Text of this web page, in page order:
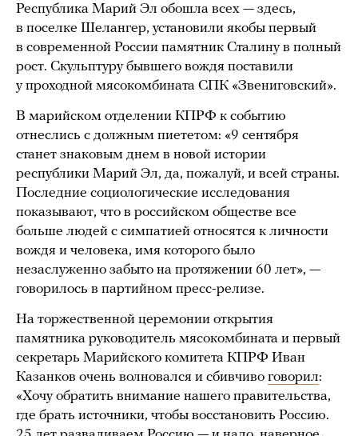
Республика Марий Эл обошла всех — здесь,
в поселке Шелангер, установили якобы первый
в современной России памятник Сталину в полный
рост. Скульптуру бывшего вождя поставили
у проходной мясокомбината СПК «Звениговский».
В марийском отделении КПРФ к событию
отнеслись с должным пиететом: «9 сентября
станет знаковым днем в новой истории
республики Марий Эл, да, пожалуй, и всей страны.
Последние социологические исследования
показывают, что в российском обществе все
больше людей с симпатией относятся к личности
вождя и человека, имя которого было
незаслуженно забыто на протяжении 60 лет», —
говорилось в партийном пресс-релизе.
На торжественной церемонии открытия
памятника руководитель мясокомбината и первый
секретарь Марийского комитета КПРФ Иван
Казанков очень волновался и сбивчиво говорил:
«Хочу обратить внимание нашего правительства,
где брать источники, чтобы восстановить Россию.